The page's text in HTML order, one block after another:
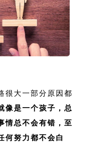
很大一部分原因都
像是一个孩子，总
情总不会有错，至
何努力都不会白